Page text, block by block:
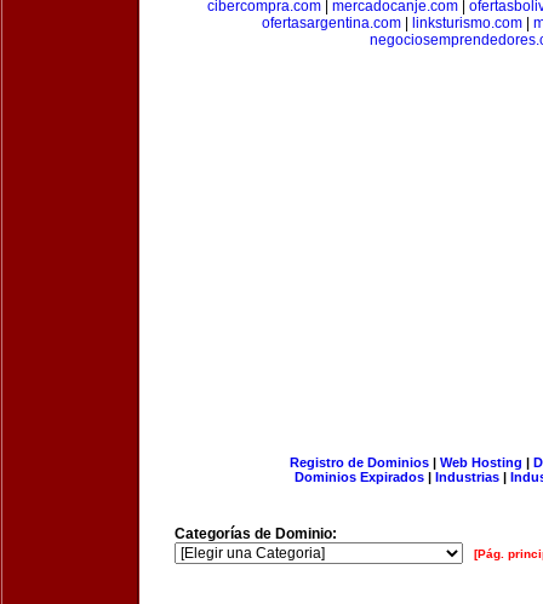
cibercompra.com| mercadocanje.com|
ofertasargentina.com| linksturismo.com|
Registro de Dominios| Web Hosting |
Dominios Expirados | Industrias |
Categorías de Dominio:
[Pág.